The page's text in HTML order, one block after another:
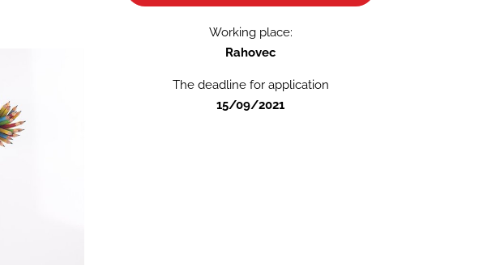
Working place:
Rahovec
The deadline for application
15/09/2021